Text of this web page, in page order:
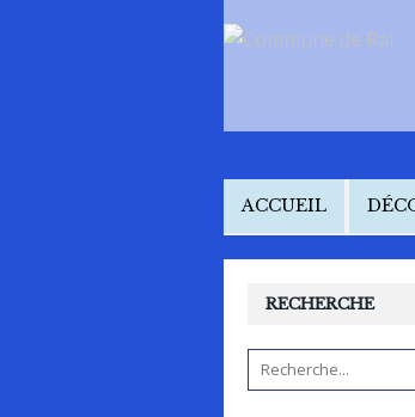
ACCUEIL
RECHERCHE